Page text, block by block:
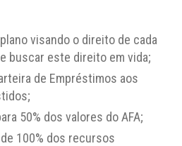
visando o direito de cada
buscar este direito em vida;
de Empréstimos aos
50% dos valores do AFA;
100% dos recursos